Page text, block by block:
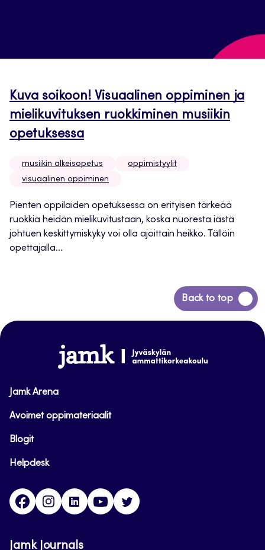
Kuva soikoon! Visuaalinen oppiminen ja
mielikuvituksen ruokkiminen musiikin
opetuksessa
musiikin alkeisopetus
oppimistyylit
visuaalinen oppiminen
Pienten oppilaiden opetuksessa on erityisen tärkeää
ruokkia heidän mielikuvitustaan, koska nuoresta iästä
johtuen keskittymiskyky voi olla ajoittain heikko. Tällöin
opettajalla...
Back to top
Siirry
takaisin
www.jamk.fi
Jamk Arena
Avoimet oppimateriaalit
Blogit
Helpdesk
FacebookInstagram
LinkedInYoutube
Jamk Journals